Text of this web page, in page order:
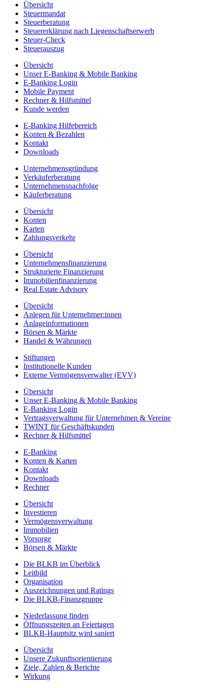
Übersicht
Steuermandat
Steuerberatung
Steuererklärung nach Liegenschaftserwerb
Steuer-Check
Steuerauszug
Übersicht
Unser E-Banking & Mobile Banking
E-Banking Login
Mobile Payment
Rechner & Hilfsmittel
Kunde werden
E-Banking Hilfebereich
Konten & Bezahlen
Kontakt
Downloads
Unternehmensgründung
Verkäuferberatung
Unternehmensnachfolge
Käuferberatung
Übersicht
Konten
Karten
Zahlungsverkehr
Übersicht
Unternehmensfinanzierung
Strukturierte Finanzierung
Immobilienfinanzierung
Real Estate Advisory
Übersicht
Anlegen für Unternehmer:innen
Anlageinformationen
Börsen & Märkte
Handel & Währungen
Stiftungen
Institutionelle Kunden
Externe Vermögensverwalter (EVV)
Übersicht
Unser E-Banking & Mobile Banking
E-Banking Login
Vertragsverwaltung für Unternehmen & Vereine
TWINT für Geschäftskunden
Rechner & Hilfsmittel
E-Banking
Konten & Karten
Kontakt
Downloads
Rechner
Übersicht
Investieren
Vermögensverwaltung
Immobilien
Vorsorge
Börsen & Märkte
Die BLKB im Überblick
Leitbild
Organisation
Auszeichnungen und Ratings
Die BLKB-Finanzgruppe
Niederlassung finden
Öffnungszeiten an Feiertagen
BLKB-Hauptsitz wird saniert
Übersicht
Unsere Zukunftsorientierung
Ziele, Zahlen & Berichte
Wirkung